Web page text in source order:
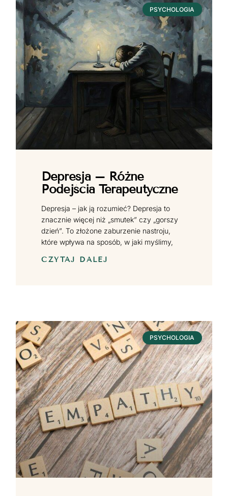
PSYCHOLOGIA
Depresja – Różne
Podejścia Terapeutyczne
Depresja – jak ją rozumieć? Depresja to
znacznie więcej niż „smutek” czy „gorszy
dzień”. To złożone zaburzenie nastroju,
które wpływa na sposób, w jaki myślimy,
CZYTAJ DALEJ
PSYCHOLOGIA